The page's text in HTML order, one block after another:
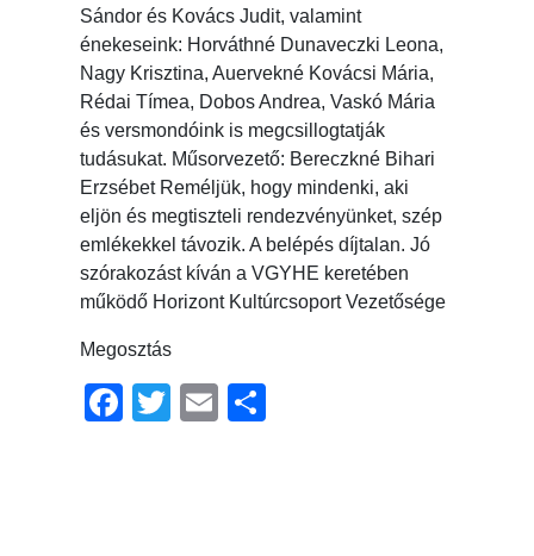
Sándor és Kovács Judit, valamint
énekeseink: Horváthné Dunaveczki Leona,
Nagy Krisztina, Auervekné Kovácsi Mária,
Rédai Tímea, Dobos Andrea, Vaskó Mária
és versmondóink is megcsillogtatják
tudásukat. Műsorvezető: Bereczkné Bihari
Erzsébet Reméljük, hogy mindenki, aki
eljön és megtiszteli rendezvényünket, szép
emlékekkel távozik. A belépés díjtalan. Jó
szórakozást kíván a VGYHE keretében
működő Horizont Kultúrcsoport Vezetősége
Megosztás
Facebook
TwitterEmail